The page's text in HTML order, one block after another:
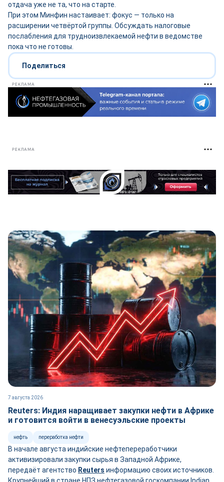
отдача уже не та, что на старте.
При этом Минфин настаивает: фокус — только на
расширении четвёртой группы. Обсуждать налоговые
послабления для трудноизвлекаемой нефти в ведомстве
пока что не готовы.
Поделиться
РЕКЛАМА
РЕКЛАМА
7 августа 2026
Reuters: Индия наращивает закупки нефти в Африке
и готовится войти в венесуэльские проекты
нефть переработка нефти
В начале августа индийские нефтепереработчики
активизировали закупки сырья в Западной Африке,
передаёт агентство Reuters информацию своих источников.